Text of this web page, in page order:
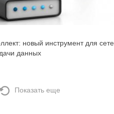
новый инструмент для
данных
Показать еще